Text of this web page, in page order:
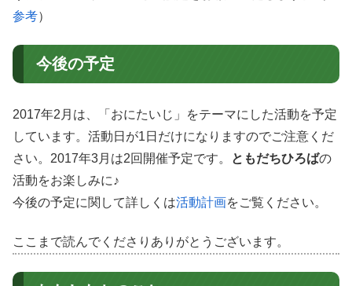
参考）
今後の予定
2017年2月は、「おにたいじ」をテーマにした活動を予定
しています。活動日が1日だけになりますのでご注意くだ
さい。2017年3月は2回開催予定です。
ともだちひろばの
活動をお楽しみに♪
今後の予定に関して詳しくは活動計画をご覧ください。
ここまで読んでくださりありがとうございます。